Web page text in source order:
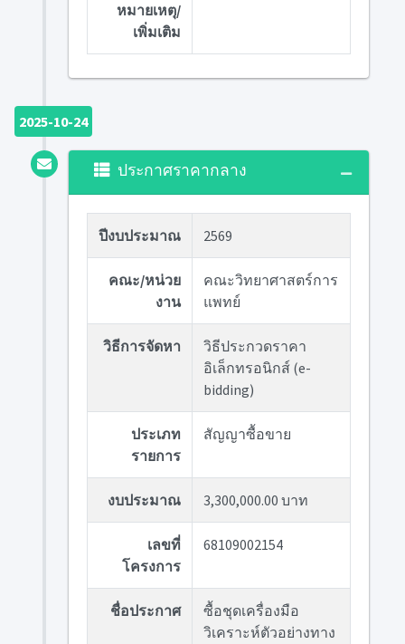
หมายเหตุ/
เพิ่มเติม
2025-10-24
ประกาศราคากลาง
ปีงบประมาณ 2569
คณะ/หน่วย
งาน
คณะวิทยาศาสตร์การ
แพทย์
วิธีการจัดหา
วิธีประกวดราคา
อิเล็กทรอนิกส์ (e-
bidding)
ประเภท
รายการ
สัญญาซื้อขาย
งบประมาณ 3,300,000.00 บาท
เลขที่
โครงการ
68109002154
ชื่อประกาศ
ซื้อชุดเครื่องมือ
วิเคราะห์ตัวอย่างทาง